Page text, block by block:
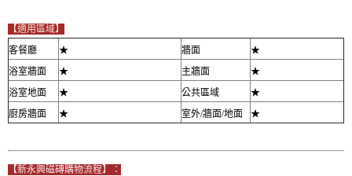
【適用區域】
客餐廳
★ 牆面
★
浴室牆面
★ 主牆面
★
浴室地面
★ 公共區域
★
廚房牆面
★ 室外/牆面/地面 ★
【新永興磁磚購物流程】：